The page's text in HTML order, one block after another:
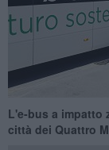
L'e-bus a impatto
città dei Quattro